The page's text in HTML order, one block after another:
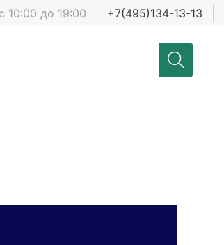
с 10:00 до 19:00 +7(495)134-13-13